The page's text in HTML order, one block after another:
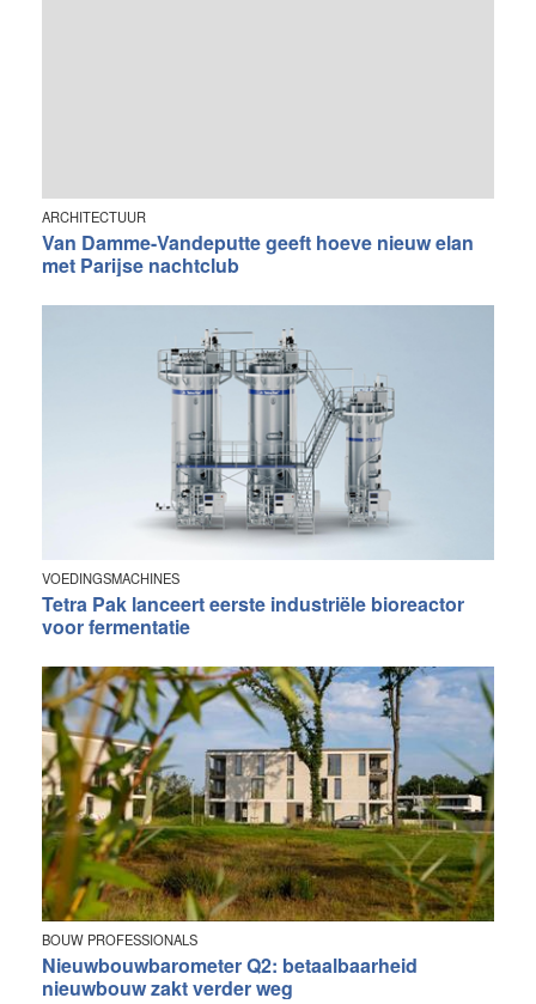
ARCHITECTUUR
Van Damme-Vandeputte geeft hoeve nieuw elan
met Parijse nachtclub
VOEDINGSMACHINES
Tetra Pak lanceert eerste industriële bioreactor
voor fermentatie
BOUW PROFESSIONALS
Nieuwbouwbarometer Q2: betaalbaarheid
nieuwbouw zakt verder weg